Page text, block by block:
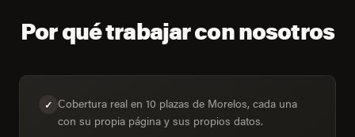
Por qué trabajar con nosotros
✓ Cobertura real en 10 plazas de Morelos, cada una
con su propia página y sus propios datos.